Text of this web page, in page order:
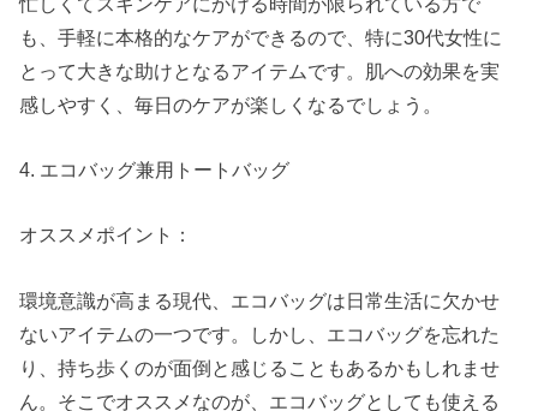
も、手軽に本格的なケアができるので、特に30代女性に
とって大きな助けとなるアイテムです。肌への効果を実
感しやすく、毎日のケアが楽しくなるでしょう。
4. エコバッグ兼用トートバッグ
オススメポイント：
環境意識が高まる現代、エコバッグは日常生活に欠かせ
ないアイテムの一つです。しかし、エコバッグを忘れた
り、持ち歩くのが面倒と感じることもあるかもしれませ
ん。そこでオススメなのが、エコバッグとしても使える